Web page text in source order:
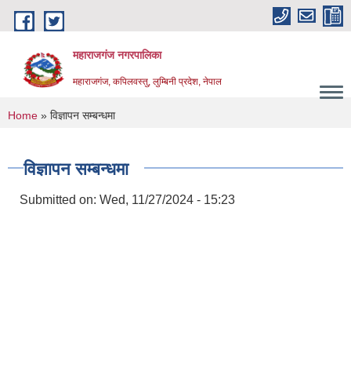
Skip to main content
महाराजगंज नगरपालिका
महाराजगंज, कपिलवस्तु, लुम्बिनी प्रदेश, नेपाल
You are here
Home » विज्ञापन सम्बन्धमा
विज्ञापन सम्बन्धमा
Submitted on: Wed, 11/27/2024 - 15:23